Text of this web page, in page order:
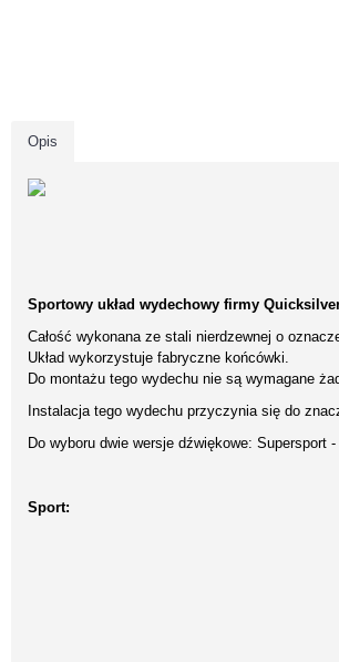
Opis
Sportowy układ wydechowy firmy
Całość wykonana ze stali nierdzewnej o
Układ wykorzystuje fabryczne końcówki.
Do montażu tego wydechu nie są wymagane
Instalacja tego wydechu przyczynia się do
Do wyboru dwie wersje dźwiękowe: Supersport
Sport: